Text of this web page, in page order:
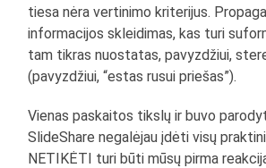
tiesa nėra vertinimo kriterijus.
informacijos skleidimas, kas turi
tam tikras nuostatas, pavyzdžiui,
(pavyzdžiui, “estas rusui priešas”).
Vienas paskaitos tikslų ir buvo
SlideShare negalėjau įdėti visų
NETIKĖTI turi būti mūsų pirma